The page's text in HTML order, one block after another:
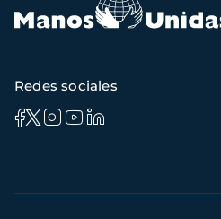
Redes sociales